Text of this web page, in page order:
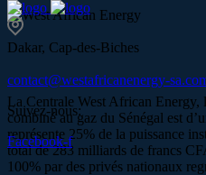
La Centrale West African Energy,
combiné au gaz du Sénégal est
représente 25% de la puissance
total de 283 milliards de francs
100% par des privés nationaux
Dakar, Cap-des-Biches
contact@westafricanenergy-
Suivez-nous:
Facebook-f